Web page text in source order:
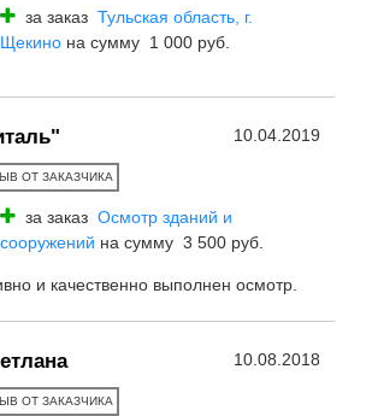
за заказ Тульская область, г.
Щекино на сумму 1 000 руб.
10.04.2019
ОТ ЗАКАЗЧИКА
за заказ Осмотр зданий и
сооружений на сумму 3 500 руб.
и качественно выполнен осмотр.
10.08.2018
ОТ ЗАКАЗЧИКА